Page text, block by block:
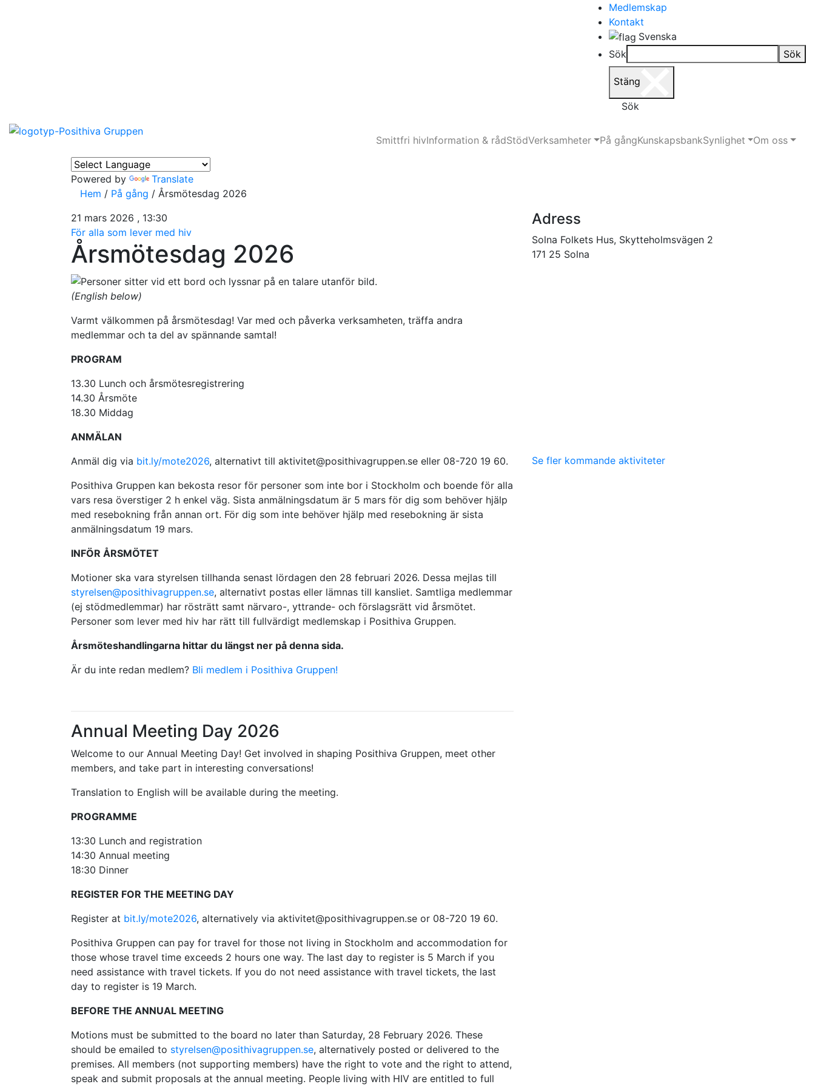
Medlemskap
Kontakt
Svenska
Sök
Sök
Stäng
Sök
Smittfri hivInformation & rådStödVerksamheter På gångKunskapsbankSynlighet Om oss
Powered by
Translate
Hem / På gång / Årsmötesdag 2026
21 mars 2026 , 13:30
För alla som lever med hiv
Årsmötesdag 2026
(English below)
Varmt välkommen på årsmötesdag! Var med och påverka verksamheten, träffa andra
medlemmar och ta del av spännande samtal!
PROGRAM
13.30 Lunch och årsmötesregistrering
14.30 Årsmöte
18.30 Middag
ANMÄLAN
Anmäl dig via bit.ly/mote2026, alternativt till aktivitet@posithivagruppen.se eller 08-720 19 60.
Posithiva Gruppen kan bekosta resor för personer som inte bor i Stockholm och boende för alla
vars resa överstiger 2 h enkel väg. Sista anmälnings­datum är 5 mars för dig som behöver hjälp
med resebokning från annan ort. För dig som inte behöver hjälp med resebokning är sista
anmälnings­datum 19 mars.
INFÖR ÅRSMÖTET
Motioner ska vara styrelsen tillhanda senast lördagen den 28 februari 2026. Dessa mejlas till
styrelsen@posithivagruppen.se, alternativt postas eller lämnas till kansliet. Samtliga medlemmar
(ej stöd­medlemmar) har rösträtt samt närvaro-, yttrande- och förslagsrätt vid årsmötet.
Personer som lever med hiv har rätt till fullvärdigt medlemskap i Posithiva Gruppen.
Årsmöteshandlingarna hittar du längst ner på denna sida.
Är du inte redan medlem? Bli medlem i Posithiva Gruppen!
Annual Meeting Day 2026
Welcome to our Annual Meeting Day! Get involved in shaping Posithiva Gruppen, meet other
members, and take part in interesting conversations!
Translation to English will be available during the meeting.
PROGRAMME
13:30 Lunch and registration
14:30 Annual meeting
18:30 Dinner
REGISTER FOR THE MEETING DAY
Register at bit.ly/mote2026, alternatively via aktivitet@posithivagruppen.se or 08-720 19 60.
Posithiva Gruppen can pay for travel for those not living in Stockholm and accommodation for
those whose travel time exceeds 2 hours one way. The last day to register is 5 March if you
need assistance with travel tickets. If you do not need assistance with travel tickets, the last
day to register is 19 March.
BEFORE THE ANNUAL MEETING
Motions must be submitted to the board no later than Saturday, 28 February 2026. These
should be emailed to styrelsen@posithivagruppen.se, alternatively posted or delivered to the
premises. All members (not supporting members) have the right to vote and the right to attend,
speak and submit proposals at the annual meeting. People living with HIV are entitled to full
Adress
Solna Folkets Hus, Skytteholmsvägen 2
171 25 Solna
Se fler kommande aktiviteter